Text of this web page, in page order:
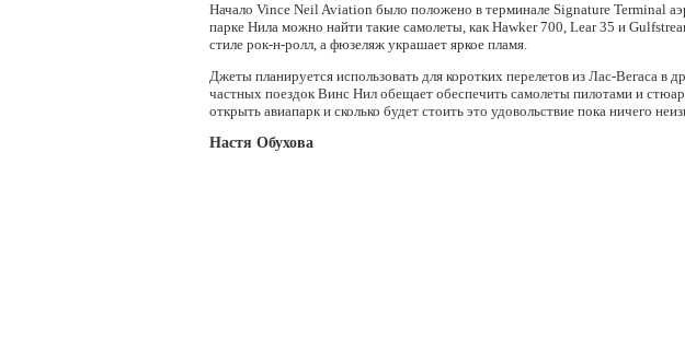
Начало Vince Neil Aviation было положено в терминале Signature Terminal
парке Нила можно найти такие самолеты, как Hawker 700, Lear 35 и
стиле рок-н-ролл, а фюзеляж украшает яркое пламя.
Джеты планируется использовать для коротких перелетов из Лас-Вегаса в
частных поездок Винс Нил обещает обеспечить самолеты пилотами и
открыть авиапарк и сколько будет стоить это удовольствие пока ничего
Настя Обухова